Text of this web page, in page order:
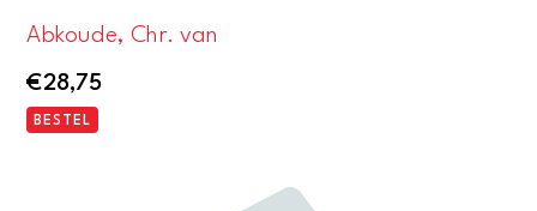
Abkoude, Chr. van
€28,75
BESTEL